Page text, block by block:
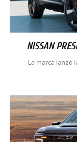
NISSAN
La marca lanzó